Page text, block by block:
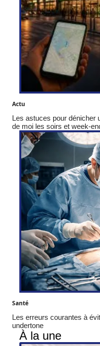
Actu
Les astuces pour dénicher
de moi les soirs et week-
Santé
Les erreurs courantes à
undertone
À la une